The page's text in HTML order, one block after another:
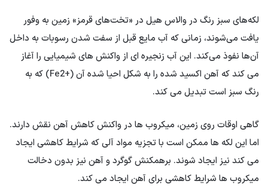
لکه‌های سبز رنگ در والاس هیل در «تخت‌های قرمز» زمین به وفور
یافت می‌شوند، زمانی که آب مایع قبل از سفت شدن رسوبات به داخل
آن‌ها نفوذ می‌کند. این آب زنجیره ای از واکنش های شیمیایی را آغاز
می کند که آهن اکسید شده را به شکل احیا شده آن (+Fe2) که به
رنگ سبز است تبدیل می کند.
گاهی اوقات روی زمین، میکروب ها در واکنش کاهش آهن نقش دارند.
اما این لکه ها ممکن است با تجزیه مواد آلی که شرایط کاهشی ایجاد
می کند نیز ایجاد شوند. برهمکنش گوگرد و آهن نیز بدون دخالت
میکروب ها شرایط کاهشی برای آهن ایجاد می کند.